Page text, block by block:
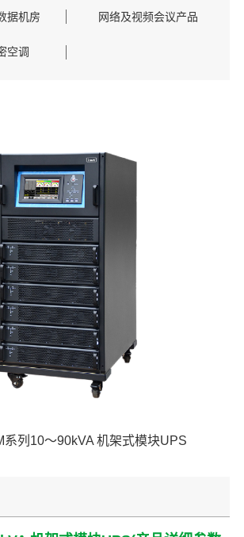
据机房 网络及视频会议产品
空调
系列10～90kVA 机架式模块UPS